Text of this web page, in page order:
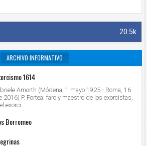
20.5k
ARCHIVO INFORMATIVO
1614
Amorth (Módena, 1 mayo 1925 - Roma, 16
P. Fortea: faro y maestro de los exorcistas,
exorci...
Borromeo